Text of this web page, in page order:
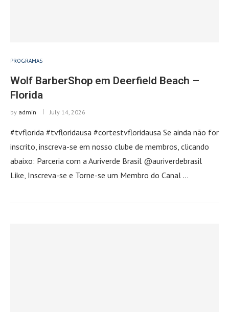
PROGRAMAS
Wolf BarberShop em Deerfield Beach –
Florida
by admin July 14, 2026
#tvflorida #tvfloridausa #cortestvfloridausa Se ainda não for
inscrito, inscreva-se em nosso clube de membros, clicando
abaixo: Parceria com a Auriverde Brasil @auriverdebrasil
Like, Inscreva-se e Torne-se um Membro do Canal …